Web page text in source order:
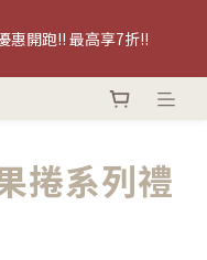
品鑑試吃～立即預約！
開跑!! 最高享7折!!
品鑑試吃～立即預約！
捲系列禮